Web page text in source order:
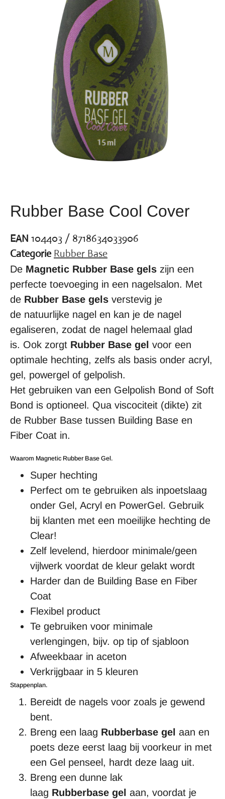
Rubber Base Cool Cover
EAN 104403 / 8718634033906
Categorie Rubber Base
De Magnetic Rubber Base gels zijn een
perfecte toevoeging in een nagelsalon. Met
de Rubber Base gels verstevig je
de natuurlijke nagel en kan je de nagel
egaliseren, zodat de nagel helemaal glad
is. Ook zorgt Rubber Base gel voor een
optimale hechting, zelfs als basis onder acryl,
gel, powergel of gelpolish.
Het gebruiken van een Gelpolish Bond of Soft
Bond is optioneel. Qua viscociteit (dikte) zit
de Rubber Base tussen Building Base en
Fiber Coat in.
Waarom Magnetic Rubber Base Gel.
Super hechting
Perfect om te gebruiken als inpoetslaag
onder Gel, Acryl en PowerGel. Gebruik
bij klanten met een moeilijke hechting de
Clear!
Zelf levelend, hierdoor minimale/geen
vijlwerk voordat de kleur gelakt wordt
Harder dan de Building Base en Fiber
Coat
Flexibel product
Te gebruiken voor minimale
verlengingen, bijv. op tip of sjabloon
Afweekbaar in aceton
Verkrijgbaar in 5 kleuren
Stappenplan.
Bereidt de nagels voor zoals je gewend
bent.
Breng een laag Rubberbase gel aan en
poets deze eerst laag bij voorkeur in met
een Gel penseel, hardt deze laag uit.
Breng een dunne lak
laag Rubberbase gel aan, voordat je